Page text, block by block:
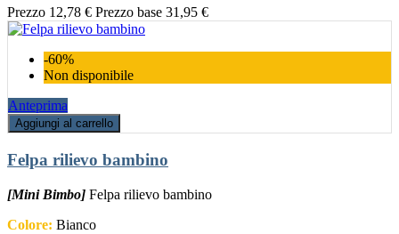
Prezzo 12,78 € Prezzo base 31,95 €
-60%
Non disponibile
Anteprima
Aggiungi al carrello
Felpa rilievo bambino
[Mini Bimbo] Felpa rilievo bambino
Colore: Bianco